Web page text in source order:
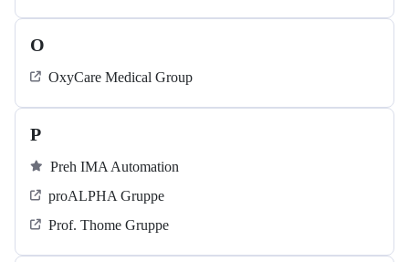
O
OxyCare Medical Group
P
Preh IMA Automation
proALPHA Gruppe
Prof. Thome Gruppe